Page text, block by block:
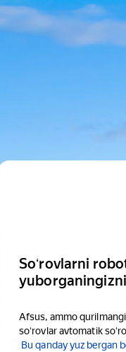
Soʻrovlarni
Afsus, ammo
soʻrovlar avtomatik
Bu qanday yuz bergan